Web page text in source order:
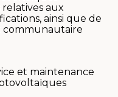
aux
ainsi que de
communautaire
et maintenance